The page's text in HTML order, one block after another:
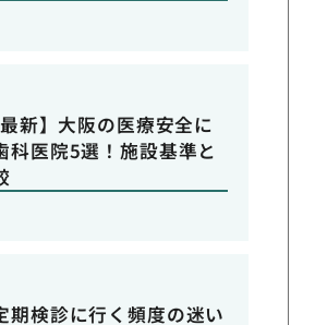
新】大阪の医療安全に
科医院5選！施設基準と
期検診に行く頻度の迷い